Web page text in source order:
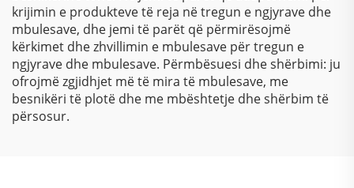
krijimin e produkteve të reja në tregun e ngjyrave dhe
mbulesave, dhe jemi të parët që përmirësojmë
kërkimet dhe zhvillimin e mbulesave për tregun e
ngjyrave dhe mbulesave. Përmbësuesi dhe shërbimi: ju
ofrojmë zgjidhjet më të mira të mbulesave, me
besnikëri të plotë dhe me mbështetje dhe shërbim të
përsosur.